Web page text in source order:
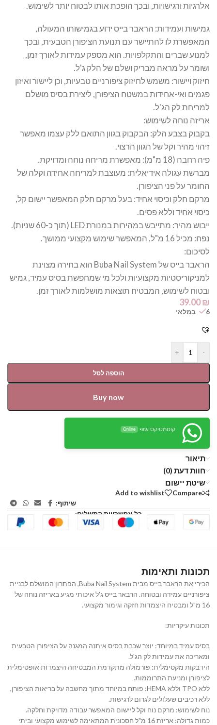
אלרגיות ורגישויות, ובכך הופכת אותו לבטוח יותר לשימוש.
גמישות ועמידות: הראבר בייס ידוע בגמישותו המעולה,
המאפשרת לו להתיישר עם תנועת הציפורן הטבעית, ובכך
למנוע שברים והתקלפויות. הוא מספק עמידות לאורך זמן,
ושומר על מראה מבריק ושלם של הלק ג'ל.
חיזוק ויישור: משמש לחיזוק ציפורניים טבעיות, וכן ליישור ואיזון
פגמים ואי-אחידות במשטח הציפורן, ליצירת בסיס מושלם
למריחת לק הג'ל.
אריזה נוחה לשימוש:
בקבוק בצבע הלק: הבקבוק בגוון התואם ללק עצמו מאפשר
זיהוי מהיר וקל של הגוון הרצוי.
פיה רחבה (18 מ"מ): מאפשרת מריחה נוחה ומדויקת.
מברשת עגולה אידיאלית: מעוצבת למריחה אחידה וקלה של
החומר על פני הציפורן.
מרקם חלק וכיסוי אחיד: בעל מרקם חלק המאפשר יישום קל,
כיסוי אחיד וללא פסים.
ייבוש מהיר: מתייבש במהירות במנורת LED (תוך כ-60 שניות).
נפח: מכיל 16 מ"ל, המאפשר שימוש מקצועי ממושך.
לסיכום:
הראבר בייס של Buba Nail System הוא בחירה מצוינת
למניקוריסטיות מקצועיות ולכל מי שמחפשת בסיס עמיד, גמיש
ובטוח לשימוש, המבטיח תוצאות מושלמות לאורך זמן.
39.00₪
6 במלאי
-
+
הוספה לסל
Buy now
קוסמטיקס שופ Online
תיאור
חוות דעת (0)
שיטת יישום
Compare
Add to wishlist
שיתוף:
כל אפשרויות התשלום:
תכונות ותאימות
הכירי את הראבר בייס מבית Buba Nail System, הפתרון המושלם לבניית
ציפורניים עמידה ובטוחה. הרבאר בייס ג'ל איכותי מגיע באריזה נוחה של
16 מ"ל ומבטיח היצמדות חזקה וגימור מקצועי.
תכונות עיקריות:
בסיס עמיד במיוחד: יוצר שכבת בסיס איתנה המגנה על הציפורן הטבעית
ומאריכה את עמידות לק הג'ל.
הידבקות מקסימלית: פורמולה מתקדמת המבטיחה היצמדות אופטימלית
לציפורן ומניעת התרוממות.
ללא TPO וללא HEMA: פותח במיוחד מתוך מחשבה על בריאות הציפורן,
ללא רכיבים שעלולים לגרום לרגישות.
נוח לשימוש: מרקם נוח וקל ליישום המאפשר עבודה מדויקת וחלקה.
כמות גדולה: אריזת 16 מ"ל חסכונית המתאימה לשימוש מקצועי וביתי